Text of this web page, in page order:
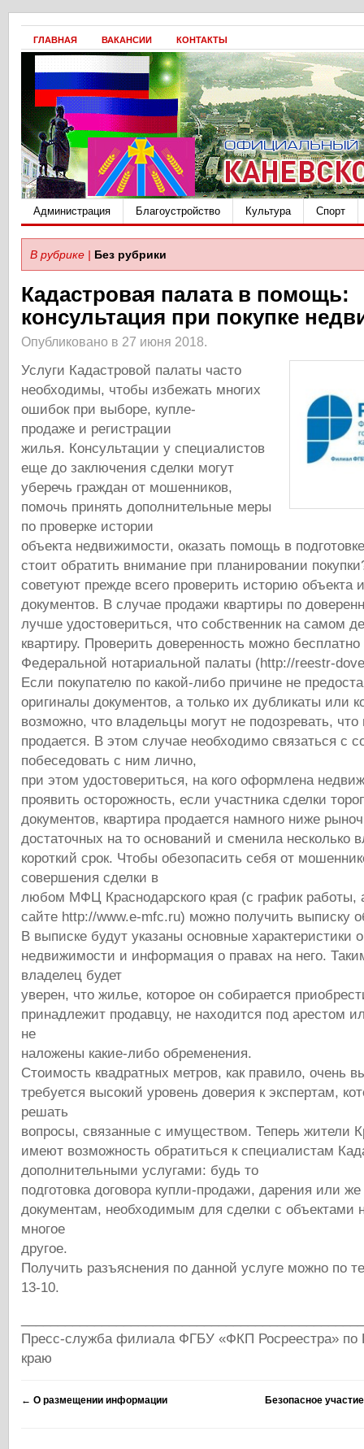
ГЛАВНАЯ ВАКАНСИИ КОНТАКТЫ
Администрация Благоустройство Культура Спорт
В рубрике | Без рубрики
Кадастровая палата в помощь:
консультация при покупке
Опубликовано в 27 июня 2018.
Услуги Кадастровой палаты часто
необходимы, чтобы избежать многих
ошибок при выборе, купле-
продаже и регистрации
жилья. Консультации у специалистов
еще до заключения сделки могут
уберечь граждан от мошенников,
помочь принять дополнительные меры
по проверке истории
объекта недвижимости, оказать помощь в
стоит обратить внимание при планировании
советуют прежде всего проверить историю объекта и
документов. В случае продажи квартиры по
лучше удостовериться, что собственник на самом
квартиру. Проверить доверенность можно
Федеральной нотариальной палаты (http://reestr-
Если покупателю по какой-либо причине не
оригиналы документов, а только их дубликаты или
возможно, что владельцы могут не подозревать, что
продается. В этом случае необходимо связаться с
побеседовать с ним лично,
при этом удостовериться, на кого оформлена
проявить осторожность, если участника сделки
документов, квартира продается намного ниже
достаточных на то оснований и сменила несколько
короткий срок. Чтобы обезопасить себя от
совершения сделки в
любом МФЦ Краснодарского края (с график работы,
сайте http://www.e-mfc.ru) можно получить выписку
В выписке будут указаны основные характеристики
недвижимости и информация о правах на него.
владелец будет
уверен, что жилье, которое он собирается
принадлежит продавцу, не находится под арестом
не
наложены какие-либо обременения.
Стоимость квадратных метров, как правило, очень
требуется высокий уровень доверия к экспертам,
решать
вопросы, связанные с имуществом. Теперь жители
имеют возможность обратиться к специалистам
дополнительными услугами: будь то
подготовка договора купли-продажи, дарения или
документам, необходимым для сделки с объектами
многое
другое.
Получить разъяснения по данной услуге можно по
13-10.
Пресс-служба филиала ФГБУ «ФКП Росреестра» по
краю
← О размещении информации Безопасное